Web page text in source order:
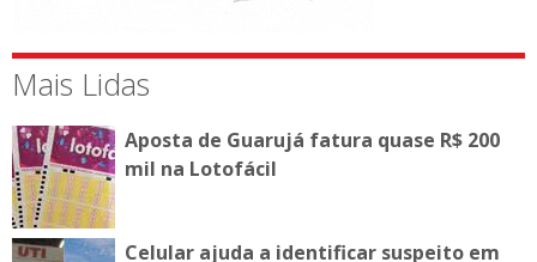
Mais Lidas
Aposta de Guarujá fatura quase R$ 200
mil na Lotofácil
Celular ajuda a identificar suspeito em